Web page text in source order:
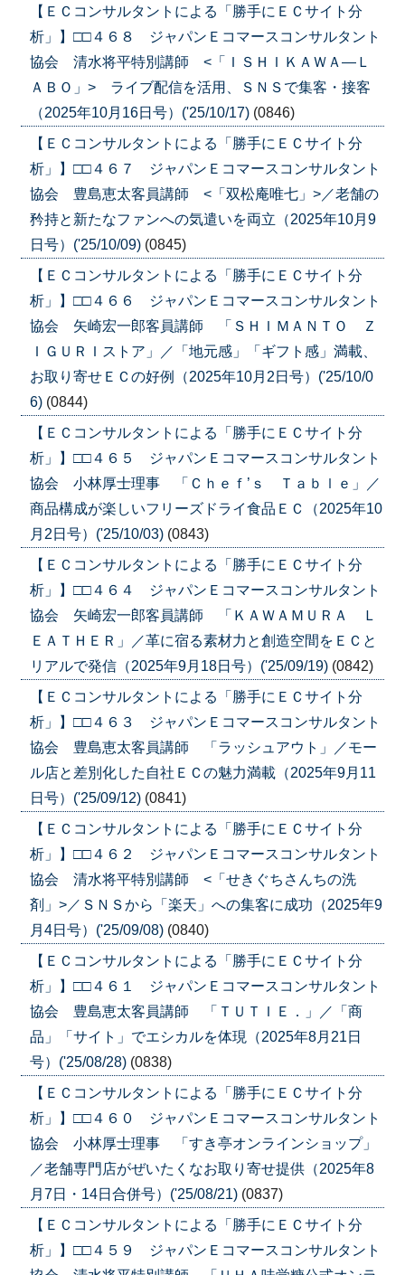
【ＥＣコンサルタントによる「勝手にＥＣサイト分
析」】□□４６８ ジャパンＥコマースコンサルタント
協会 清水将平特別講師 <「ＩＳＨＩＫＡＷＡ―Ｌ
ＡＢＯ」> ライブ配信を活用、ＳＮＳで集客・接客
（2025年10月16日号）('25/10/17) (0846)
【ＥＣコンサルタントによる「勝手にＥＣサイト分
析」】□□４６７ ジャパンＥコマースコンサルタント
協会 豊島恵太客員講師 <「双松庵唯七」>／老舗の
矜持と新たなファンへの気遣いを両立（2025年10月9
日号）('25/10/09) (0845)
【ＥＣコンサルタントによる「勝手にＥＣサイト分
析」】□□４６６ ジャパンＥコマースコンサルタント
協会 矢崎宏一郎客員講師 「ＳＨＩＭＡＮＴＯ Ｚ
ＩＧＵＲＩストア」／「地元感」「ギフト感」満載、
お取り寄せＥＣの好例（2025年10月2日号）('25/10/0
6) (0844)
【ＥＣコンサルタントによる「勝手にＥＣサイト分
析」】□□４６５ ジャパンＥコマースコンサルタント
協会 小林厚士理事 「Ｃｈｅｆ’ｓ Ｔａｂｌｅ」／
商品構成が楽しいフリーズドライ食品ＥＣ（2025年10
月2日号）('25/10/03) (0843)
【ＥＣコンサルタントによる「勝手にＥＣサイト分
析」】□□４６４ ジャパンＥコマースコンサルタント
協会 矢崎宏一郎客員講師 「ＫＡＷＡＭＵＲＡ Ｌ
ＥＡＴＨＥＲ」／革に宿る素材力と創造空間をＥＣと
リアルで発信（2025年9月18日号）('25/09/19) (0842)
【ＥＣコンサルタントによる「勝手にＥＣサイト分
析」】□□４６３ ジャパンＥコマースコンサルタント
協会 豊島恵太客員講師 「ラッシュアウト」／モー
ル店と差別化した自社ＥＣの魅力満載（2025年9月11
日号）('25/09/12) (0841)
【ＥＣコンサルタントによる「勝手にＥＣサイト分
析」】□□４６２ ジャパンＥコマースコンサルタント
協会 清水将平特別講師 <「せきぐちさんちの洗
剤」>／ＳＮＳから「楽天」への集客に成功（2025年9
月4日号）('25/09/08) (0840)
【ＥＣコンサルタントによる「勝手にＥＣサイト分
析」】□□４６１ ジャパンＥコマースコンサルタント
協会 豊島恵太客員講師 「ＴＵＴＩＥ．」／「商
品」「サイト」でエシカルを体現（2025年8月21日
号）('25/08/28) (0838)
【ＥＣコンサルタントによる「勝手にＥＣサイト分
析」】□□４６０ ジャパンＥコマースコンサルタント
協会 小林厚士理事 「すき亭オンラインショップ」
／老舗専門店がぜいたくなお取り寄せ提供（2025年8
月7日・14日合併号）('25/08/21) (0837)
【ＥＣコンサルタントによる「勝手にＥＣサイト分
析」】□□４５９ ジャパンＥコマースコンサルタント